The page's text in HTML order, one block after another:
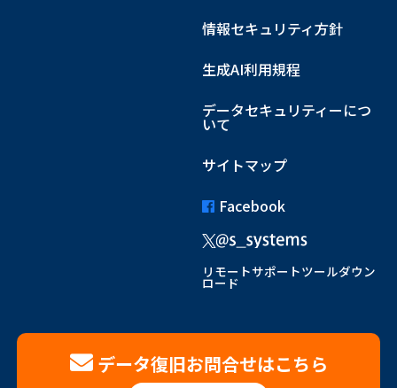
情報セキュリティ方針
生成AI利用規程
データセキュリティーにつ
いて
サイトマップ
Facebook
リモートサポートツールダウン
ロード
データ復旧お問合せはこちら